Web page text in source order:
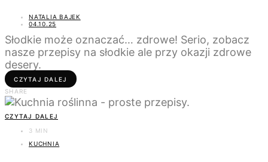
NATALIA BAJEK
04.10.25
Słodkie może oznaczać… zdrowe! Serio, zobacz
nasze przepisy na słodkie ale przy okazji zdrowe
desery.
CZYTAJ DALEJ
SHARE
CZYTAJ DALEJ
3 MIN
KUCHNIA